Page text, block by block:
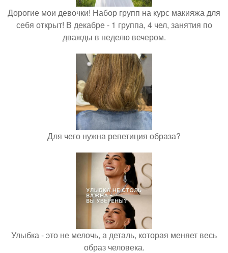
Дорогие мои девочки! Набор групп на курс макияжа для
себя открыт! В декабре - 1 группа, 4 чел, занятия по
дважды в неделю вечером.
Для чего нужна репетиция образа?
Улыбка - это не мелочь, а деталь, которая меняет весь
образ человека.